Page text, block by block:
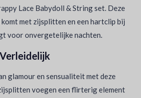
Lace Babydoll & String set. Deze
met zijsplitten en een hartclip bij
voor onvergetelijke nachten.
glamour en sensualiteit met deze
voegen een flirterig element